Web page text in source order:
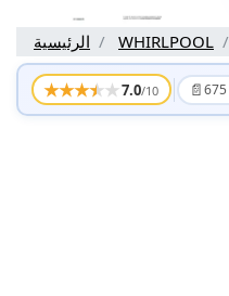
الرئيسية WHIRLPOOL
★★★★★7.0/10 📄